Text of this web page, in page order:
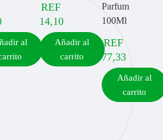
al
REF
14,10
Añadir al
carrito
Parfum
100Ml
REF
77,33
Añadir al
carrito